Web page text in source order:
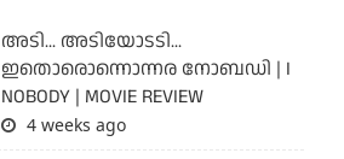
അടി... അടിയോടടി...
ഇതൊരൊന്നൊന്നര നോബഡി | I
NOBODY | MOVIE REVIEW
4 weeks ago